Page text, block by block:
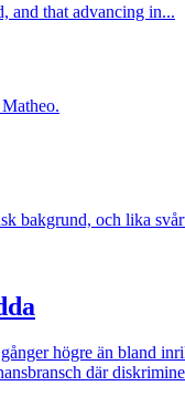
and that advancing in...
bakgrund, och lika
högre än bland
där